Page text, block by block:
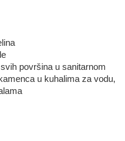
površina u sanitarnom
u kuhalima za vodu,